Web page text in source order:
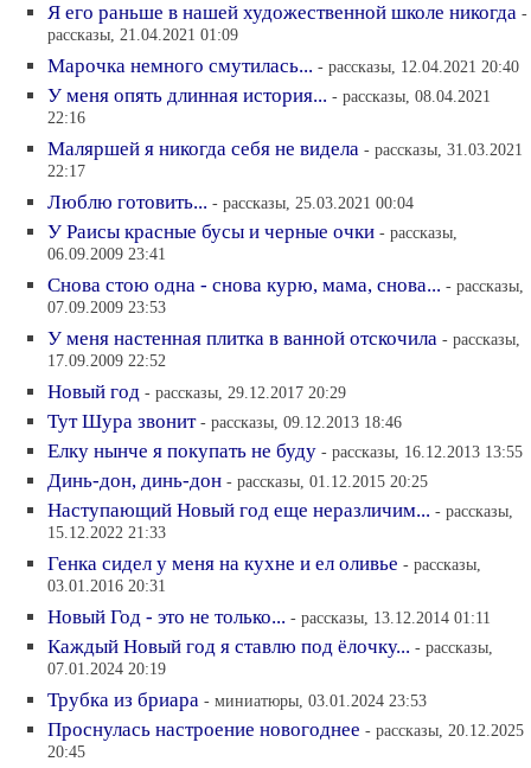
Я его раньше в нашей художественной школе никогда -
рассказы, 21.04.2021 01:09
Марочка немного смутилась... - рассказы, 12.04.2021 20:40
У меня опять длинная история... - рассказы, 08.04.2021
22:16
Маляршей я никогда себя не видела - рассказы, 31.03.2021
22:17
Люблю готовить... - рассказы, 25.03.2021 00:04
У Раисы красные бусы и черные очки - рассказы,
06.09.2009 23:41
Снова стою одна - снова курю, мама, снова... - рассказы,
07.09.2009 23:53
У меня настенная плитка в ванной отскочила - рассказы,
17.09.2009 22:52
Новый год - рассказы, 29.12.2017 20:29
Тут Шура звонит - рассказы, 09.12.2013 18:46
Елку нынче я покупать не буду - рассказы, 16.12.2013 13:55
Динь-дон, динь-дон - рассказы, 01.12.2015 20:25
Наступающий Новый год еще неразличим... - рассказы,
15.12.2022 21:33
Генка сидел у меня на кухне и ел оливье - рассказы,
03.01.2016 20:31
Новый Год - это не только... - рассказы, 13.12.2014 01:11
Каждый Новый год я ставлю под ёлочку... - рассказы,
07.01.2024 20:19
Трубка из бриара - миниатюры, 03.01.2024 23:53
Проснулась настроение новогоднее - рассказы, 20.12.2025
20:45